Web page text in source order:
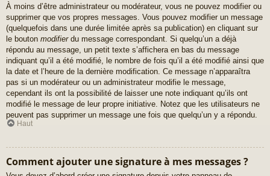
À moins d’être administrateur ou modérateur, vous ne pouvez modifier ou
supprimer que vos propres messages. Vous pouvez modifier un message
(quelquefois dans une durée limitée après sa publication) en cliquant sur
le bouton modifierdu message correspondant. Si quelqu’un a déjà
répondu au message, un petit texte s’affichera en bas du message
indiquant qu’il a été modifié, le nombre de fois qu’il a été modifié ainsi que
la date et l’heure de la dernière modification. Ce message n’apparaîtra
pas si un modérateur ou un administrateur modifie le message,
cependant ils ont la possibilité de laisser une note indiquant qu’ils ont
modifié le message de leur propre initiative. Notez que les utilisateurs ne
peuvent pas supprimer un message une fois que quelqu’un y a répondu.
Haut
Comment ajouter une signature à mes messages ?